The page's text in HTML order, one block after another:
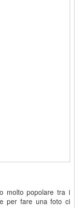
molto popolare tra i
per fare una foto ci